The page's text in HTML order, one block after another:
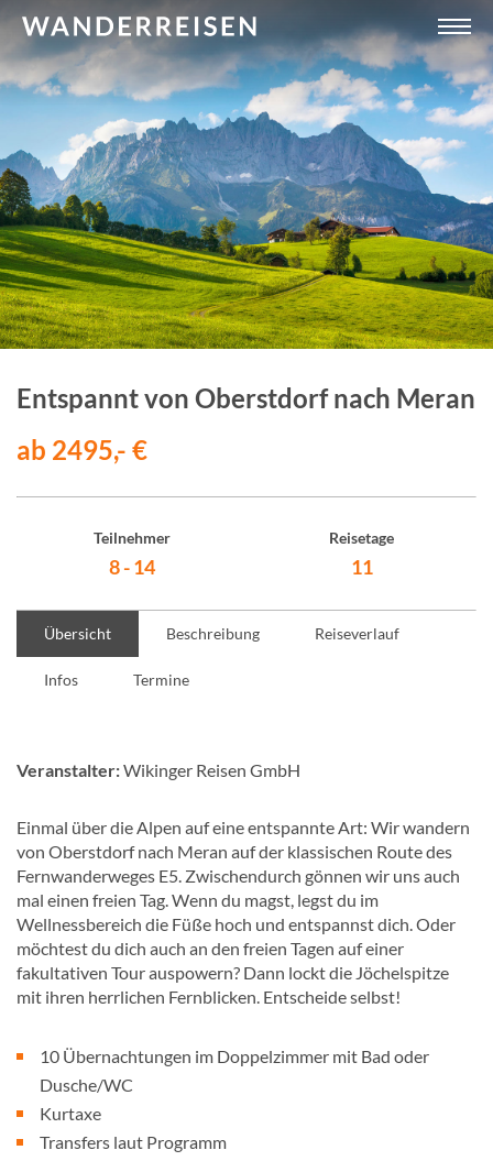
Entspannt von Oberstdorf nach Meran
ab 2495,- €
Teilnehmer
8 - 14
Reisetage
11
Übersicht Beschreibung Reiseverlauf
Infos Termine
Veranstalter:Wikinger Reisen GmbH
Einmal über die Alpen auf eine entspannte Art: Wir wandern
von Oberstdorf nach Meran auf der klassischen Route des
Fernwanderweges E5. Zwischendurch gönnen wir uns auch
mal einen freien Tag. Wenn du magst, legst du im
Wellnessbereich die Füße hoch und entspannst dich. Oder
möchtest du dich auch an den freien Tagen auf einer
fakultativen Tour auspowern? Dann lockt die Jöchelspitze
mit ihren herrlichen Fernblicken. Entscheide selbst!
10 Übernachtungen im Doppelzimmer mit Bad oder
Dusche/WC
Kurtaxe
Transfers laut Programm